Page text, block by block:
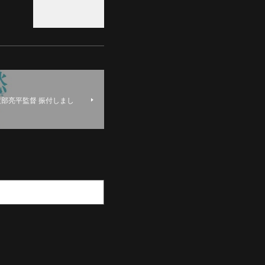
亮平監督 振付しまし